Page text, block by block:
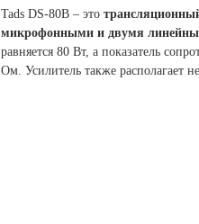
Tads DS-80B – это
микрофонными и двумя
равняется 80 Вт, а показатель
Ом. Усилитель также располагает